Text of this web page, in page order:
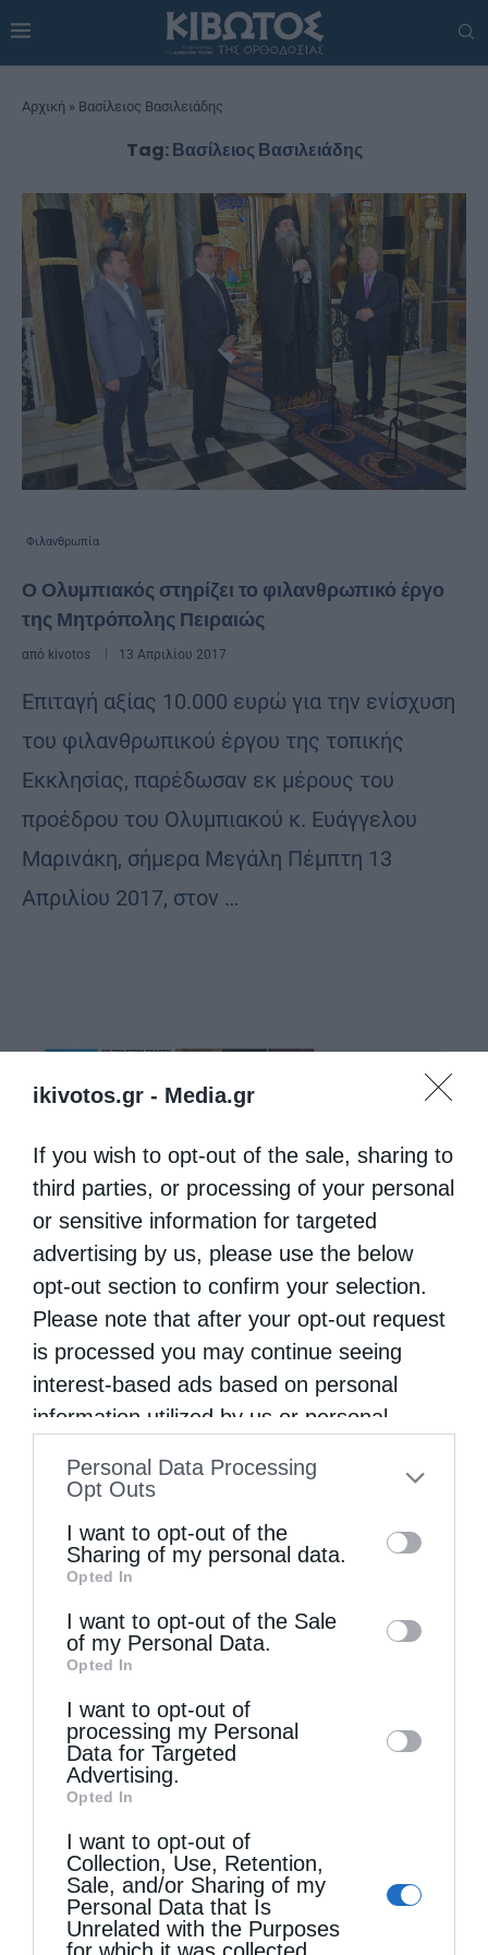
ikivotos.gr - Media.gr
If you wish to opt-out of the sale, sharing to
third parties, or processing of your personal
or sensitive information for targeted
advertising by us, please use the below
opt-out section to confirm your selection.
Please note that after your opt-out request
is processed you may continue seeing
interest-based ads based on personal
information utilized by us or personal
to your opt-out. You may separately opt-out
information by third parties on the IAB’s list
of downstream participants. This
information may also be disclosed by us to
third parties on theIAB’s List of
Downstream Participants
disclose it to other third parties.
Personal Data Processing
Opt Outs
I want to opt-out of the
Sharing of my personal data.
Opted In
I want to opt-out of the Sale
of my Personal Data.
Opted In
I want to opt-out of
processing my Personal
Data for Targeted
Advertising.
Opted In
I want to opt-out of
Collection, Use, Retention,
Sale, and/or Sharing of my
Personal Data that Is
Unrelated with the Purposes
for which it was collected.
Αρχική » Βασίλειος Βασιλειάδης
Tag:Βασίλειος Βασιλειάδης
Φιλανθρωπία
Ο Ολυμπιακός στηρίζει το φιλανθρωπικό έργο
της Μητρόπολης Πειραιώς
από kivotos 13 Απριλίου 2017
Επιταγή αξίας 10.000 ευρώ για την ενίσχυση
του φιλανθρωπικού έργου της τοπικής
Εκκλησίας, παρέδωσαν εκ μέρους του
προέδρου του Ολυμπιακού κ. Ευάγγελου
Μαρινάκη, σήμερα Μεγάλη Πέμπτη 13
Απριλίου 2017, στον …
Τελευταία άρθρα
Η LEROY MERLIN στηρίζει τον Ελληνικό Ερυθρό
Σταυρό με δωρεά επιχειρησιακού εξοπλισμού για
την αντιμετώπιση των καταστροφικών
Η “Κιβωτός της Ορθοδοξίας” σε όλα τα περίπτερα